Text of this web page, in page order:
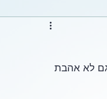
גם לא אהבת